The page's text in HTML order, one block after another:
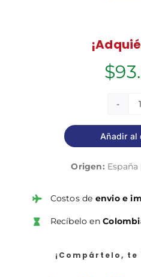
$
Añadir al
Origen: España
Costos de envio e
Recíbelo en
¡Compártelo,